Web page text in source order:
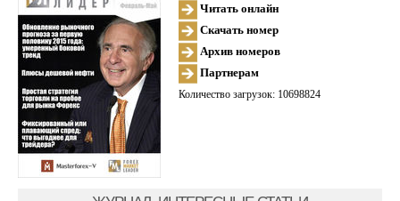
Читать онлайн
Скачать номер
Архив номеров
Партнерам
Количество загрузок: 10698824